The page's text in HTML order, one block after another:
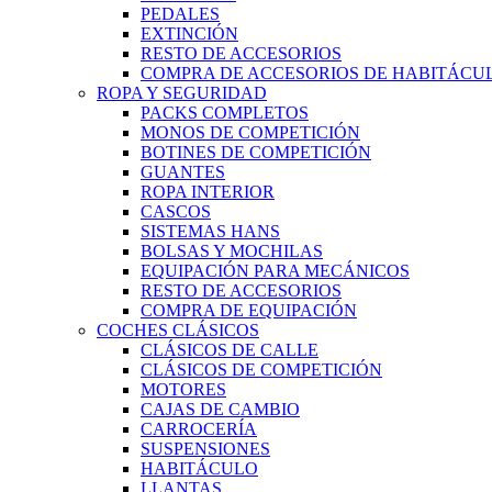
PEDALES
EXTINCIÓN
RESTO DE ACCESORIOS
COMPRA DE ACCESORIOS DE
ROPA Y SEGURIDAD
PACKS COMPLETOS
MONOS DE COMPETICIÓN
BOTINES DE COMPETICIÓN
GUANTES
ROPA INTERIOR
CASCOS
SISTEMAS HANS
BOLSAS Y MOCHILAS
EQUIPACIÓN PARA MECÁNICOS
RESTO DE ACCESORIOS
COMPRA DE EQUIPACIÓN
COCHES CLÁSICOS
CLÁSICOS DE CALLE
CLÁSICOS DE COMPETICIÓN
MOTORES
CAJAS DE CAMBIO
CARROCERÍA
SUSPENSIONES
HABITÁCULO
LLANTAS